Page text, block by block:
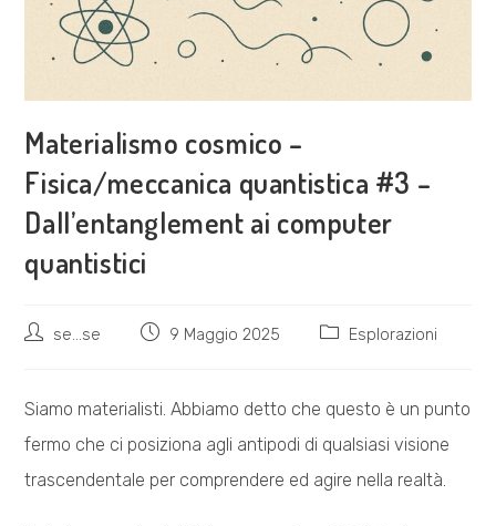
Materialismo cosmico –
Fisica/meccanica quantistica #3 –
Dall’entanglement ai computer
quantistici
Autorese...se
Articolo9 Maggio 2025
Categoria
Esplorazioni
Siamo materialisti. Abbiamo detto che questo è un punto
fermo che ci posiziona agli antipodi di qualsiasi visione
trascendentale per comprendere ed agire nella realtà.